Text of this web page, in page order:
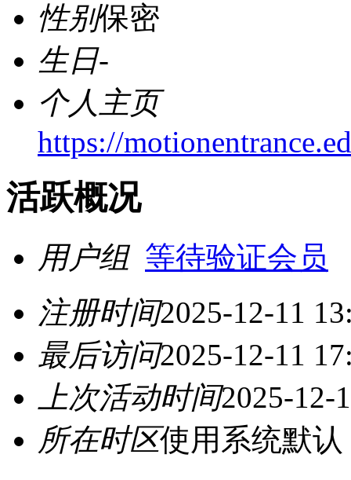
性别保密
生日-
个人主页
https://
活跃概况
用户组 等待验证会员
注册时间2025-12-11
最后访问2025-12-11
上次活动时间2025-12-
所在时区使用系统默认